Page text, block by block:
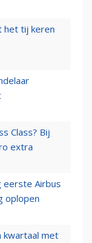
het tij keren
Class? Bij
extra
eerste Airbus
oplopen
kwartaal met